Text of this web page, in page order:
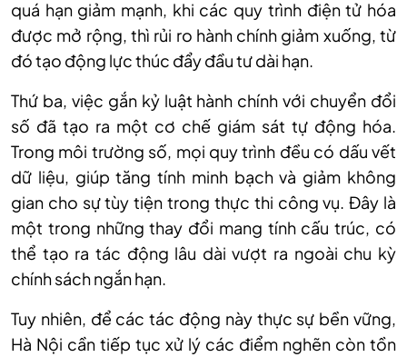
quá hạn giảm mạnh, khi các quy trình điện tử hóa
được mở rộng, thì rủi ro hành chính giảm xuống, từ
đó tạo động lực thúc đẩy đầu tư dài hạn.
Thứ ba, việc gắn kỷ luật hành chính với chuyển đổi
số đã tạo ra một cơ chế giám sát tự động hóa.
Trong môi trường số, mọi quy trình đều có dấu vết
dữ liệu, giúp tăng tính minh bạch và giảm không
gian cho sự tùy tiện trong thực thi công vụ. Đây là
một trong những thay đổi mang tính cấu trúc, có
thể tạo ra tác động lâu dài vượt ra ngoài chu kỳ
chính sách ngắn hạn.
Tuy nhiên, để các tác động này thực sự bền vững,
Hà Nội cần tiếp tục xử lý các điểm nghẽn còn tồn